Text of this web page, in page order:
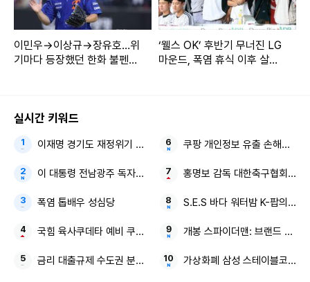
이민우→이상규→장유호…위
기마다 등장했던 한화 불펜의
‘웰스 OK’ 후반기 무너진 LG
마운드, 폭염 휴식 이후 살아
실시간 키워드
이재명 경기도 재정위기 북한 13.5km 앞
이 대통령 전남광주 독자적 대학입시제도 습관성 말 바꾸기
폭염 톱배우 성심당
국힘 육사쿠데타 예비 쿠데타세력
금리 대출규제 수도권 분양시장
쿠팡 개인정보 유출 손해배상
홍명보 감독 대한축구협회 선
S.E.S 바다 워터밤 K-팝의 어
개봉 스파이더맨: 브랜드 뉴 데
가상화폐 삼성 스테이블코인